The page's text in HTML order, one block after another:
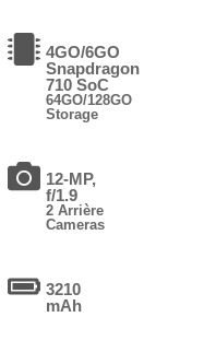
4GO/6GO
Snapdragon
710 SoC
64GO/128GO
Storage
12-MP,
f/1.9
2 Arrière
Cameras
3210
mAh